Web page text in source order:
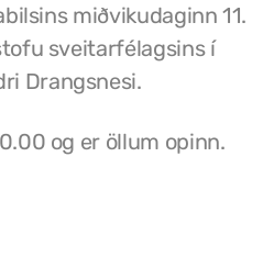
miðvikudaginn 11.
sveitarfélagsins í
Drangsnesi.
og er öllum opinn.